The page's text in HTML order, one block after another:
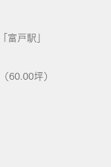
富戸駅」
60.00坪）